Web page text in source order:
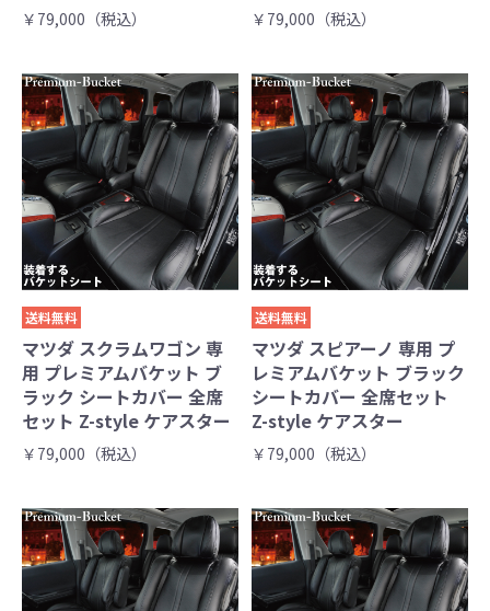
￥79,000（税込） ￥79,000（税込）
送料無料
マツダ スクラムワゴン 専
用 プレミアムバケット ブ
ラック シートカバー 全席
セット Z-style ケアスター
￥79,000（税込）
送料無料
マツダ スピアーノ 専用 プ
レミアムバケット ブラック
シートカバー 全席セット
Z-style ケアスター
￥79,000（税込）